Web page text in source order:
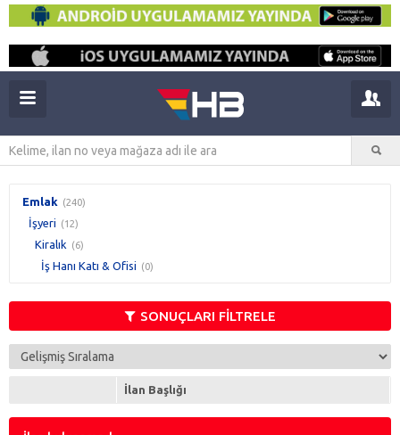
Emlak (240)
İşyeri (12)
Kiralık (6)
İş Hanı Katı & Ofisi (0)
SONUÇLARI FİLTRELE
İlan Başlığı